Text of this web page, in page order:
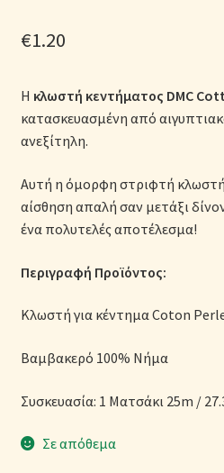
Παπλώματα για Ζεστασιά &
Πληρωμές
Πολιτική cookie
Σεντόνια Σετ
€1.20
Η κλωστή κεντήματος DMC
κατασκευασμένη από
ανεξίτηλη.
Αυτή η όμορφη στριφτή κλωστή
αίσθηση απαλή σαν μετάξι
ένα πολυτελές αποτέλεσμα!
Περιγραφή Προϊόντος:
Κλωστή για κέντημα Coton
Bαμβακερό 100% Νήμα
Συσκευασία: 1 Ματσάκι 25m /
Σε απόθεμα